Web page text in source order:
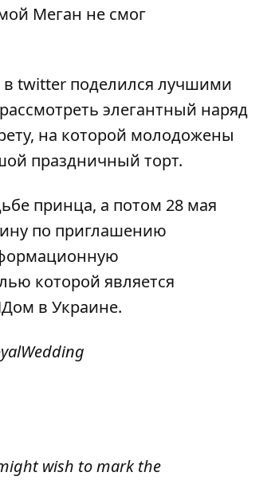
Меган не смог
в twitter поделился лучшими
элегантный наряд
на которой молодожены
праздничный торт.
принца, а потом 28 мая
по приглашению
которой является
в Украине.
wish to mark the